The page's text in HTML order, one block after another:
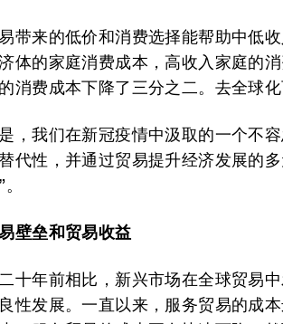
带来的低价和消费选择能帮助中低
体的家庭消费成本，高收入家庭的
消费成本下降了三分之二。去全球
，我们在新冠疫情中汲取的一个不
代性，并通过贸易提升经济发展的
壁垒和贸易收益
十年前相比，新兴市场在全球贸易
性发展。一直以来，服务贸易的成